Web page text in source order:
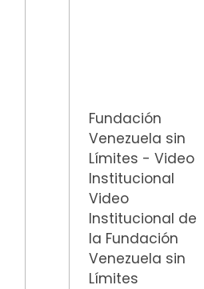
Fundación
Venezuela sin
Límites - Video
Institucional
Video
Institucional de
la Fundación
Venezuela sin
Límites